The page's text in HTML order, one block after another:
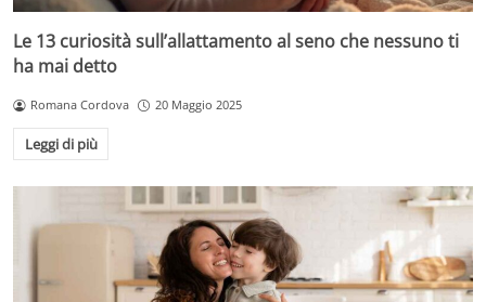
Le 13 curiosità sull’allattamento al seno che nessuno ti
ha mai detto
Romana Cordova 20 Maggio 2025
Leggi di più